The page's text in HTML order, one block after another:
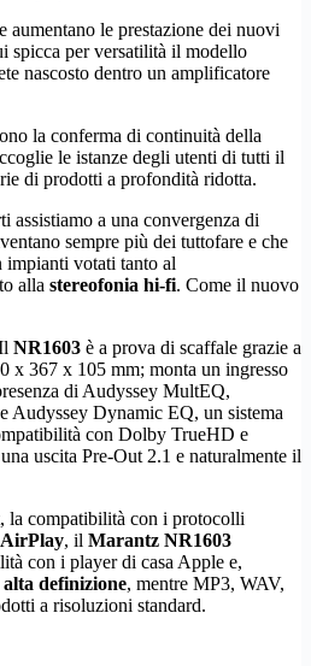
le prestazione dei nuovi
spicca per versatilità il modello
nascosto dentro un amplificatore
la conferma di continuità della
le istanze degli utenti di tutti il
di prodotti a profondità ridotta.
assistiamo a una convergenza di
sempre più dei tuttofare e che
impianti votati tanto al
alla stereofonia hi-fi. Come il nuovo
NR1603 è a prova di scaffale grazie a
x 367 x 105 mm; monta un ingresso
di Audyssey MultEQ,
Audyssey Dynamic EQ, un sistema
con Dolby TrueHD e
uscita Pre-Out 2.1 e naturalmente il
, la compatibilità con i protocolli
AirPlay, il Marantz NR1603
con i player di casa Apple e,
alta definizione, mentre MP3, WAV,
a risoluzioni standard.